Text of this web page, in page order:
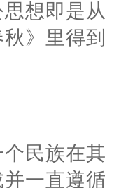
想即是从
》里得到
民族在其
一直遵循